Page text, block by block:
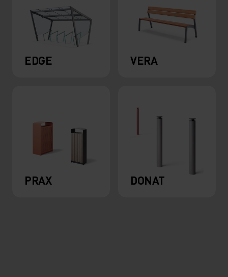
EDGE VERA
PRAX DONAT